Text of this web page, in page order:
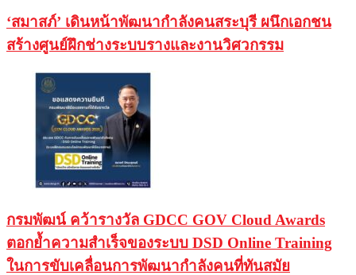
‘สมาสภ์’ เดินหน้าพัฒนากำลังคนสระบุรี ผนึกเอกชน
สร้างศูนย์ฝึกช่างระบบรางและงานวิศวกรรม
กรมพัฒน์ คว้ารางวัล GDCC GOV Cloud Awards
ตอกย้ำความสำเร็จของระบบ DSD Online Training
ในการขับเคลื่อนการพัฒนากำลังคนที่ทันสมัย